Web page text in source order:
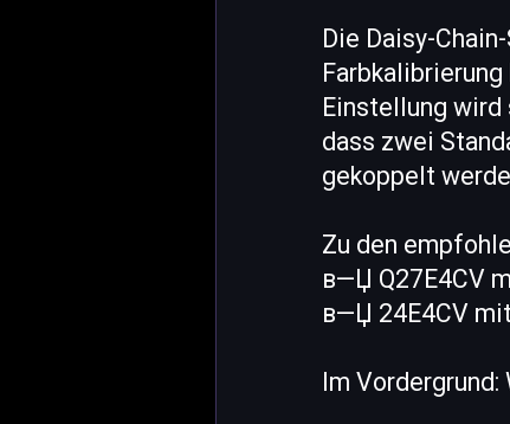
Die Daisy-
Einstellung wird
dass zwei
gekoppelt
Zu den
в—Џ Q27E4CV
в—Џ 24E4CV
Im